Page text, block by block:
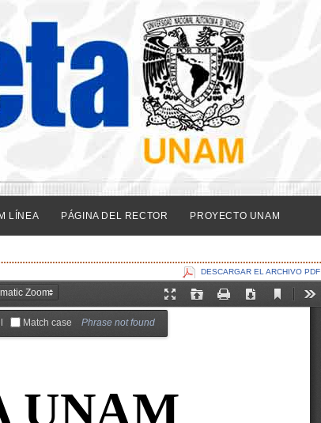
LÍNEA PÁGINA DEL RECTOR PROYECTO UNAM
DESCARGAR EL ARCHIVO PDF